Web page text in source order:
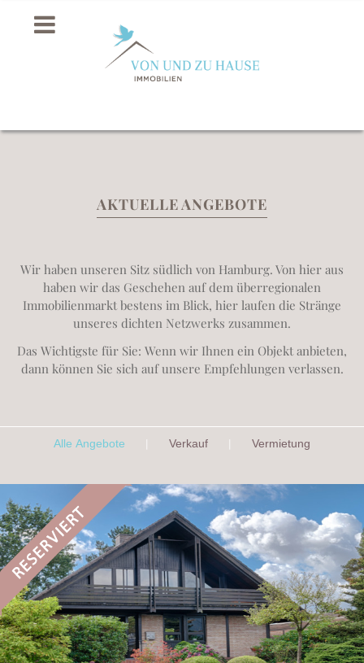
AKTUELLE ANGEBOTE
Wir haben unseren Sitz südlich von Hamburg. Von hier aus
haben wir das Geschehen auf dem überregionalen
Immobilienmarkt bestens im Blick, hier laufen die Stränge
unseres dichten Netzwerks zusammen.
Das Wichtigste für Sie: Wenn wir Ihnen ein Objekt anbieten,
dann können Sie sich auf unsere Empfehlungen verlassen.
Alle Angebote | Verkauf | Vermietung